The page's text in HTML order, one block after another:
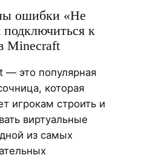
ошибки «Не
подключиться к
Minecraft
— это популярная
которая
игрокам строить и
виртуальные
из самых